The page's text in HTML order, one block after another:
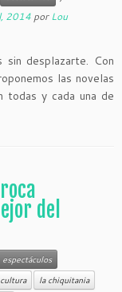
2014 porLou
sin desplazarte. Con
las novelas
todas y cada una de
del
espectáculos
cultura
la chiquitania